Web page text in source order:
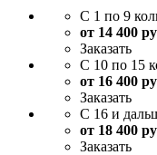
С 1 по 9
от 14 400
Заказать
С 10 по 15
от 16 400
Заказать
С 16 и
от 18 400
Заказать